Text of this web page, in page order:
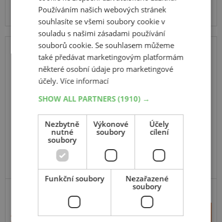
Na prodejně v Opavě do 2 dnů.
Centrální sklad 20 ks.
15"
poklice Milano stříbrno černá 15"
227 Kč
+
Používáním našich webových stránek
souhlasíte se všemi soubory cookie v
souladu s našimi zásadami používání
souborů cookie. Se souhlasem můžeme
také předávat marketingovým platformám
některé osobní údaje pro marketingové
účely.Více informací
SHOW ALL PARTNERS(1910) →
Nezbytně
nutné
soubory
Výkonové
soubory
Účely
cílení
Funkční soubory
Nezařazené
soubory